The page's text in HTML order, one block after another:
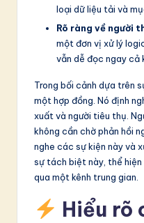
loại dữ liệu tải và
Rõ ràng về người
một đơn vị xử lý
vẫn dễ đọc ngay cả
Trong bối cảnh dựa trên
một hợp đồng. Nó định
xuất và người tiêu thụ.
không cần chờ phản hồi
nghe các sự kiện này và
sự tách biệt này, thể
qua một kênh trung gian.
Hiểu rõ